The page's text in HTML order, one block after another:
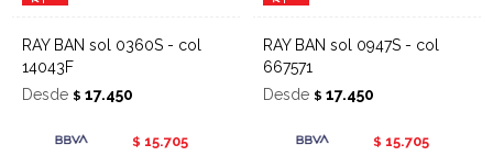
RAY BAN sol 0360S - col
14043F
Desde $ 17.450
$ 15.705
RAY BAN sol 0947S - col
667571
Desde $ 17.450
$ 15.705